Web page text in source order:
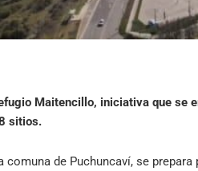
Maitencillo, iniciativa que se
sitios.
de Puchuncaví, se